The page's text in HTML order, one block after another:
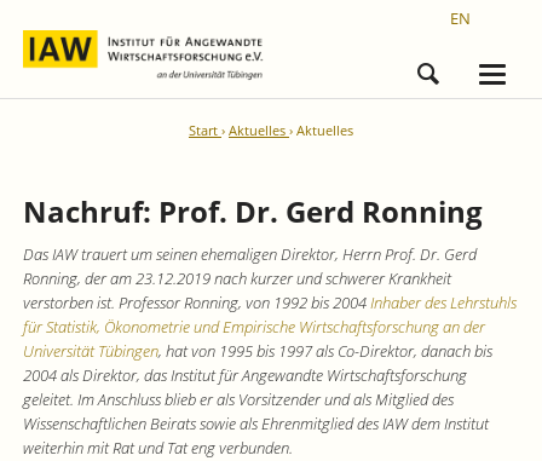
EN
Start Aktuelles Aktuelles
Nachruf: Prof. Dr. Gerd Ronning
Das IAW trauert um seinen ehemaligen Direktor, Herrn Prof. Dr. Gerd
Ronning, der am 23.12.2019 nach kurzer und schwerer Krankheit
verstorben ist. Professor Ronning, von 1992 bis 2004Inhaber des Lehrstuhls
für Statistik, Ökonometrie und Empirische Wirtschaftsforschung an der
Universität Tübingen, hat von 1995 bis 1997 als Co-Direktor, danach bis
2004 als Direktor, das Institut für Angewandte Wirtschaftsforschung
geleitet. Im Anschluss blieb er als Vorsitzender und als Mitglied des
Wissenschaftlichen Beirats sowie als Ehrenmitglied des IAW dem Institut
weiterhin mit Rat und Tat eng verbunden.